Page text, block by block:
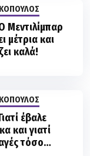
μέτρια και
καλά!
και γιατί
τόσο